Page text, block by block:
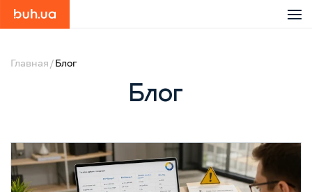
Главная Блог
Блог